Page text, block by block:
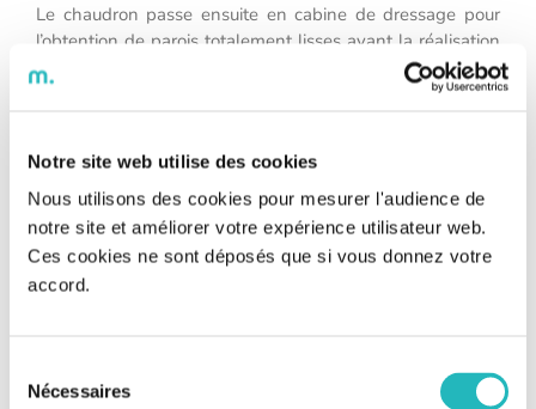
Notre site web utilise des cookies
Nous utilisons des cookies pour mesurer l'audience de
notre site et améliorer votre expérience utilisateur web.
Ces cookies ne sont déposés que si vous donnez votre
accord.
Nécessaires
Le chaudron passe ensuite en cabine de dressage pour
l’obtention de parois totalement lisses avant la réalisation
des dernières soudures.
Une fois ces étapes finalisées, lesrames passent par
l’atelier de peinture de l’usine puis rejoignent l’atelier
d’assemblage.
C’est là que sont notamment installés tous les
composants électriques, avec d’ailleurs par moins de